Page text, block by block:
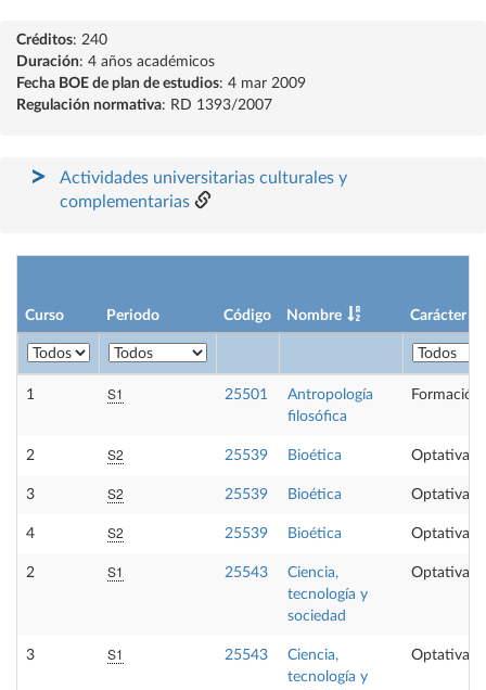
Créditos: 240
Duración: 4 años académicos
Fecha BOE de plan de estudios: 4 mar 2009
Regulación normativa: RD 1393/2007
Actividades universitarias culturales y
complementarias
Curso Periodo Código Nombre Carácter
1 S1 25501
Antropología
filosófica
Formación
2 S2 25539 Bioética Optativa
3 S2 25539 Bioética Optativa
4 S2 25539 Bioética Optativa
2 S1 25543
Ciencia,
tecnología y
sociedad
Optativa
3 S1 25543
Ciencia,
tecnología y
Optativa